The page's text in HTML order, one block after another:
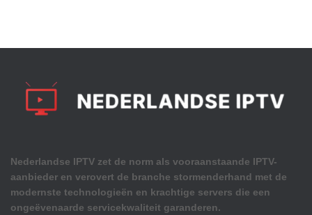
Nederlandse IPTV zet de norm als vooraanstaande IPTV-
aanbieder en verovert de branche stormenderhand met de
modernste technologieën en krachtige servers die een
ongeëvenaarde servicekwaliteit garanderen.